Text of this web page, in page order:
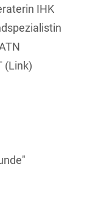
IHK
(Link)